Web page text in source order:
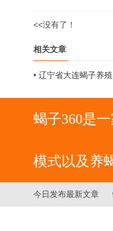
<<没有了！
相关文章
• 辽宁省大连蝎子养
蝎子360是
模式以及养
养殖技术相
今日发布最新文章